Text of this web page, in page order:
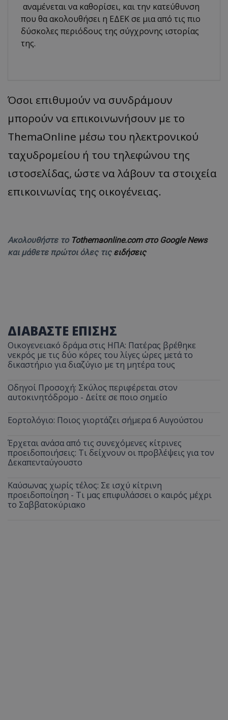
αναμένεται να καθορίσει, και την κατεύθυνση
που θα ακολουθήσει η ΕΔΕΚ σε μια από τις πιο
δύσκολες περιόδους της σύγχρονης ιστορίας
της.
Όσοι επιθυμούν να συνδράμουν
μπορούν να επικοινωνήσουν με το
ThemaOnline μέσω του ηλεκτρονικού
ταχυδρομείου ή του τηλεφώνου της
ιστοσελίδας, ώστε να λάβουν τα στοιχεία
επικοινωνίας της οικογένειας.
Ακολουθήστε το Tothemaonline.com στο Google News
και μάθετε πρώτοι όλες τις ειδήσεις
ΔΙΑΒΑΣΤΕ ΕΠΙΣΗΣ
Οικογενειακό δράμα στις ΗΠΑ: Πατέρας βρέθηκε
νεκρός με τις δύο κόρες του λίγες ώρες μετά το
δικαστήριο για διαζύγιο με τη μητέρα τους
Οδηγοί Προσοχή: Σκύλος περιφέρεται στον
αυτοκινητόδρομο - Δείτε σε ποιο σημείο
Εορτολόγιο: Ποιος γιορτάζει σήμερα 6 Αυγούστου
Έρχεται ανάσα από τις συνεχόμενες κίτρινες
προειδοποιήσεις: Τι δείχνουν οι προβλέψεις για τον
Δεκαπενταύγουστο
Καύσωνας χωρίς τέλος: Σε ισχύ κίτρινη
προειδοποίηση - Τι μας επιφυλάσσει ο καιρός μέχρι
το Σαββατοκύριακο